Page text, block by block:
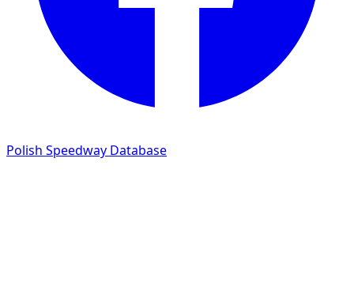
Polish Speedway Database